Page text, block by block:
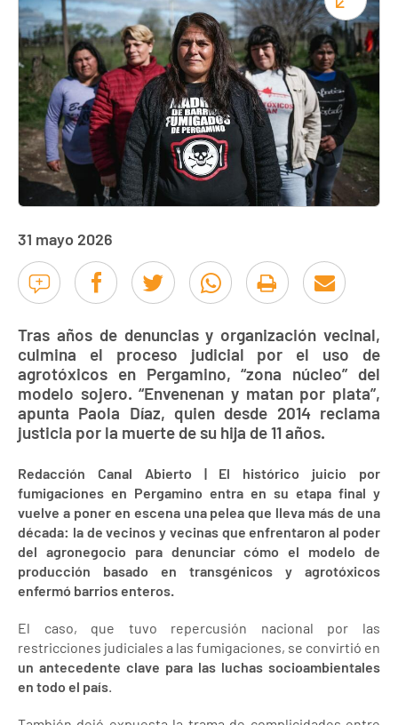
31 mayo 2026
Tras años de denuncias y organización vecinal,
culmina el proceso judicial por el uso de
agrotóxicos en Pergamino, “zona núcleo” del
modelo sojero. “Envenenan y matan por plata”,
apunta Paola Díaz, quien desde 2014 reclama
justicia por la muerte de su hija de 11 años.
Redacción Canal Abierto | El histórico juicio por
fumigaciones en Pergamino entra en su etapa final y
vuelve a poner en escena una pelea que lleva más de una
década: la de vecinos y vecinas que enfrentaron al poder
del agronegocio para denunciar cómo el modelo de
producción basado en transgénicos y agrotóxicos
enfermó barrios enteros.
El caso, que tuvo repercusión nacional por las
restricciones judiciales a las fumigaciones, se convirtió en
un antecedente clave para las luchas socioambientales
en todo el país.